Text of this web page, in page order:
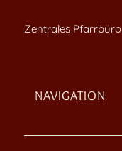
Zentrales Pfarrbüro
NAVIGATION